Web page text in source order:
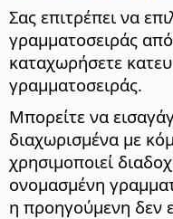
Σας επιτρέπει να
γραμματοσειράς
καταχωρήσετε
γραμματοσειράς.
Μπορείτε να
διαχωρισμένα με
χρησιμοποιεί
ονομασμένη
η προηγούμενη δεν